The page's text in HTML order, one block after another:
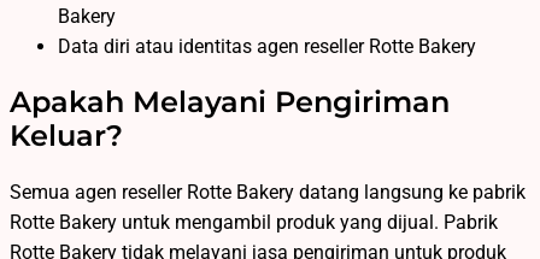
Bakery
Data diri atau identitas agen reseller Rotte Bakery
Apakah Melayani Pengiriman
Keluar?
Semua agen reseller Rotte Bakery datang langsung ke pabrik
Rotte Bakery untuk mengambil produk yang dijual. Pabrik
Rotte Bakery tidak melayani jasa pengiriman untuk produk